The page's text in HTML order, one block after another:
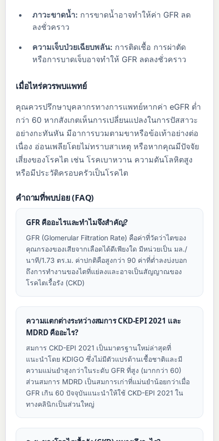
ภาวะขาดน้ำ: การขาดน้ำอาจทำให้ค่า GFR ลด
ลงชั่วคราว
ความเจ็บป่วยเฉียบพลัน: การติดเชื้อ การผ่าตัด
หรือการบาดเจ็บอาจทำให้ GFR ลดลงชั่วคราว
เมื่อไหร่ควรพบแพทย์
คุณควรปรึกษาบุคลากรทางการแพทย์หากค่า eGFR ต่ำ
กว่า 60 หากสังเกตเห็นการเปลี่ยนแปลงในการปัสสาวะ
อย่างกะทันหัน มีอาการบวมตามขาหรือข้อเท้าอย่างต่อ
เนื่อง อ่อนเพลียโดยไม่ทราบสาเหตุ หรือหากคุณมีปัจจัย
เสี่ยงของโรคไต เช่น โรคเบาหวาน ความดันโลหิตสูง
หรือมีประวัติครอบครัวเป็นโรคไต
คำถามที่พบบ่อย (FAQ)
GFR คืออะไรและทำไมจึงสำคัญ?
GFR (Glomerular Filtration Rate) คือค่าที่วัดว่าไตของ
คุณกรองของเสียจากเลือดได้ดีเพียงใด มีหน่วยเป็น มล./
นาที/1.73 ตร.ม. ค่าปกติคือสูงกว่า 90 ค่าที่ต่ำลงบ่งบอก
ถึงการทำงานของไตที่แย่ลงและอาจเป็นสัญญาณของ
โรคไตเรื้อรัง (CKD)
ความแตกต่างระหว่างสมการ CKD-EPI 2021 และ
MDRD คืออะไร?
สมการ CKD-EPI 2021 เป็นมาตรฐานใหม่ล่าสุดที่
แนะนำโดย KDIGO ซึ่งไม่มีตัวแปรด้านเชื้อชาติและมี
ความแม่นยำสูงกว่าในระดับ GFR ที่สูง (มากกว่า 60)
ส่วนสมการ MDRD เป็นสมการเก่าที่แม่นยำน้อยกว่าเมื่อ
GFR เกิน 60 ปัจจุบันแนะนำให้ใช้ CKD-EPI 2021 ใน
ทางคลินิกเป็นส่วนใหญ่